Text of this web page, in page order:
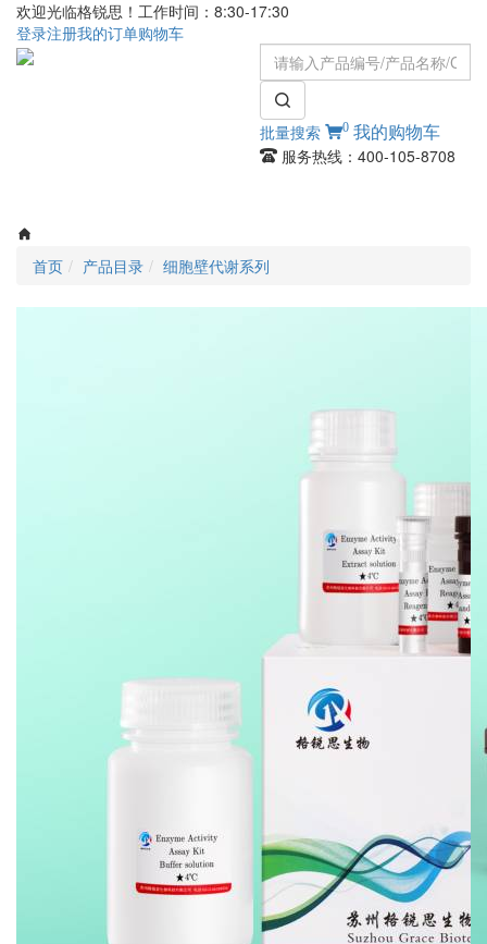
欢迎光临格锐思！工作时间：8:30-17:30
登录注册我的订单购物车
批量搜索 0 我的购物车
服务热线：400-105-8708
首页 产品目录 细胞壁代谢系列